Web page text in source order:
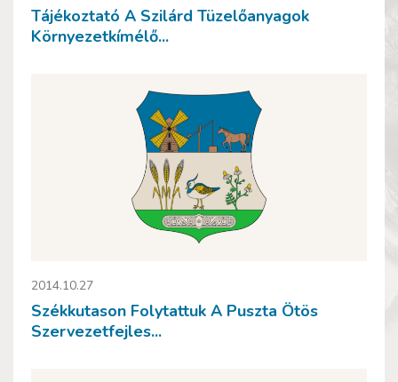
Tájékoztató A Szilárd Tüzelőanyagok
Környezetkímélő...
2014.10.27
Székkutason Folytattuk A Puszta Ötös
Szervezetfejles...